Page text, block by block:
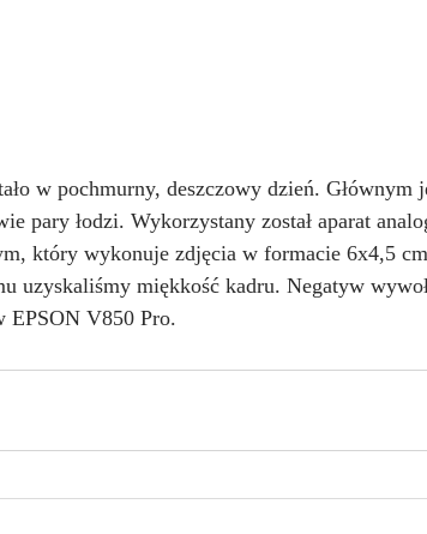
w pochmurny, deszczowy dzień. Głównym
pary łodzi. Wykorzystany został aparat
który wykonuje zdjęcia w formacie 6x4,5
uzyskaliśmy miękkość kadru. Negatyw
EPSON V850 Pro.